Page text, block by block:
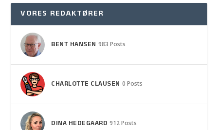
VORES REDAKTØRER
BENT HANSEN 983 Posts
CHARLOTTE CLAUSEN 0 Posts
DINA HEDEGAARD 912 Posts